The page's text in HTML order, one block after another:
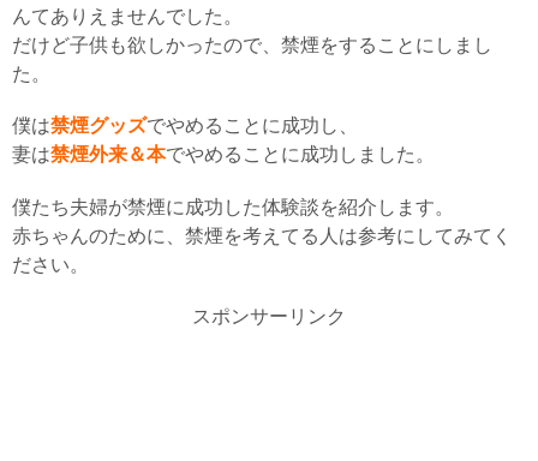
んてありえませんでした。
だけど子供も欲しかったので、禁煙をすることにしまし
た。
僕は禁煙グッズでやめることに成功し、
妻は禁煙外来＆本でやめることに成功しました。
僕たち夫婦が禁煙に成功した体験談を紹介します。
赤ちゃんのために、禁煙を考えてる人は参考にしてみてく
ださい。
スポンサーリンク